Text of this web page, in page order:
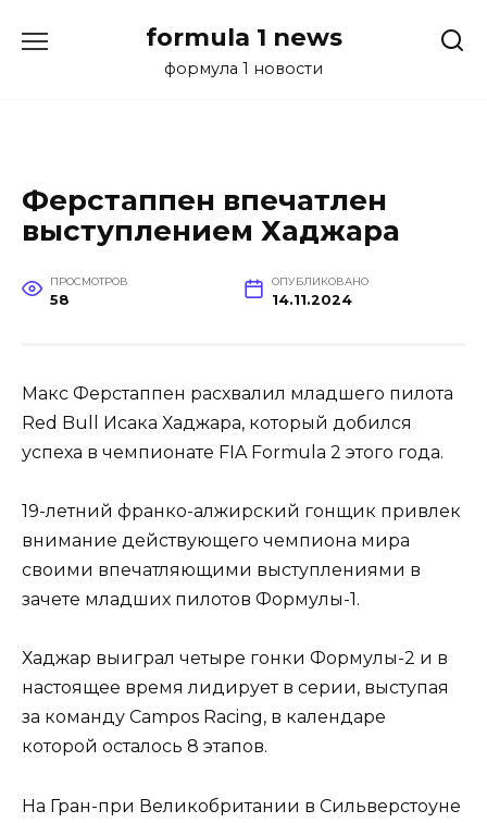
formula 1 news
формула 1 новости
Ферстаппен впечатлен
выступлением Хаджара
ПРОСМОТРОВ
58
ОПУБЛИКОВАНО
14.11.2024
Макс Ферстаппен расхвалил младшего пилота
Red Bull Исака Хаджара, который добился
успеха в чемпионате FIA Formula 2 этого года.
19-летний франко-алжирский гонщик привлек
внимание действующего чемпиона мира
своими впечатляющими выступлениями в
зачете младших пилотов Формулы-1.
Хаджар выиграл четыре гонки Формулы-2 и в
настоящее время лидирует в серии, выступая
за команду Campos Racing, в календаре
которой осталось 8 этапов.
На Гран-при Великобритании в Сильверстоуне